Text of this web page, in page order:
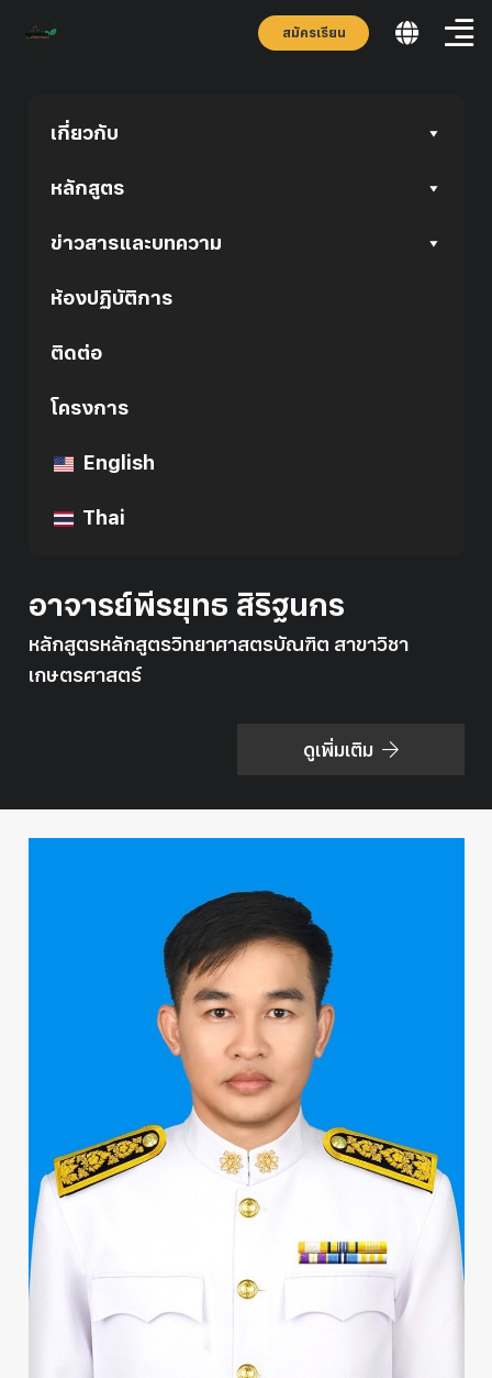
สมัครเรียน
เกี่ยวกับ
หลักสูตร
ข่าวสารและบทความ
ห้องปฏิบัติการ
ติดต่อ
โครงการ
English
Thai
อาจารย์พีรยุทธ สิริฐนกร
หลักสูตรหลักสูตรวิทยาศาสตรบัณฑิต สาขาวิชา
เกษตรศาสตร์
ดูเพิ่มเติม